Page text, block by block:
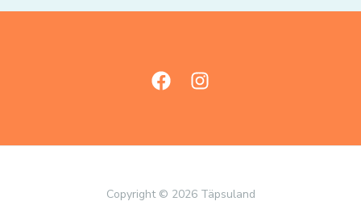
Copyright © 2026 Täpsuland